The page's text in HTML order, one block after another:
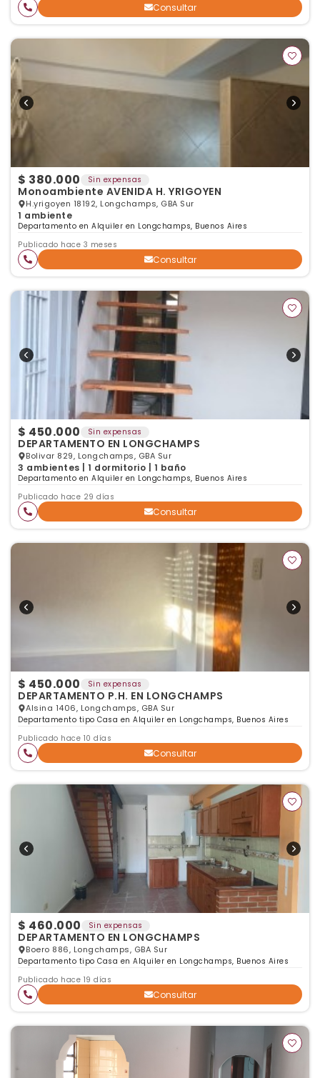
Consultar
$ 380.000 Sin expensas
Monoambiente AVENIDA H. YRIGOYEN
H.yrigoyen 18192, Longchamps, GBA Sur
1 ambiente
Departamento en Alquiler en Longchamps, Buenos Aires
Publicado hace 3 meses
Consultar
$ 450.000 Sin expensas
DEPARTAMENTO EN LONGCHAMPS
Bolivar 829, Longchamps, GBA Sur
3 ambientes | 1 dormitorio | 1 baño
Departamento en Alquiler en Longchamps, Buenos Aires
Publicado hace 29 días
Consultar
$ 450.000 Sin expensas
DEPARTAMENTO P.H. EN LONGCHAMPS
Alsina 1406, Longchamps, GBA Sur
Departamento tipo Casa en Alquiler en Longchamps, Buenos Aires
Publicado hace 10 días
Consultar
$ 460.000 Sin expensas
DEPARTAMENTO EN LONGCHAMPS
Boero 886, Longchamps, GBA Sur
Departamento tipo Casa en Alquiler en Longchamps, Buenos Aires
Publicado hace 19 días
Consultar